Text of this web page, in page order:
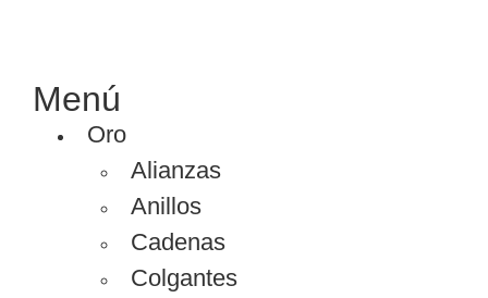
Menú
Oro
Alianzas
Anillos
Cadenas
Colgantes